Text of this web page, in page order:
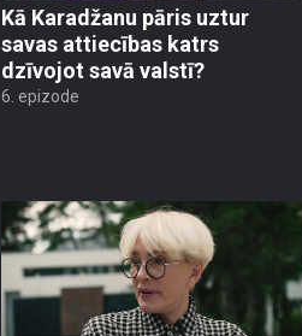
Kā Karadžanu pāris uztur
savas attiecības katrs
dzīvojot savā valstī?
6. epizode